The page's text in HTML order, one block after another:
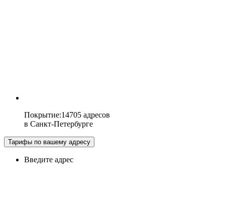
Покрытие:14705 адресов
в Санкт-Петербурге
Тарифы по вашему адресу
Введите адрес